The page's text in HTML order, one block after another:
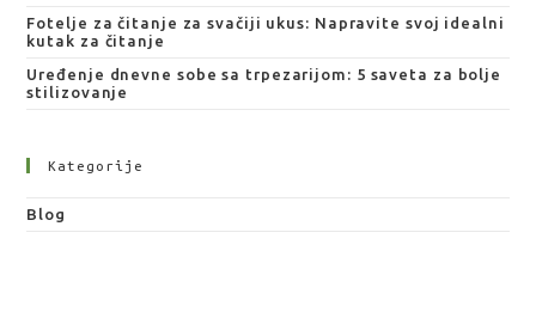
Fotelje za čitanje za svačiji ukus: Napravite svoj idealni
kutak za čitanje
Uređenje dnevne sobe sa trpezarijom: 5 saveta za bolje
stilizovanje
Kategorije
Blog